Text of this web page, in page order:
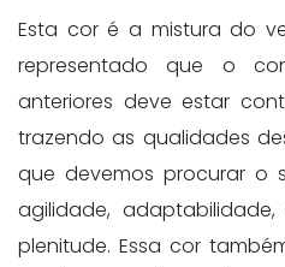
Esta cor é a mistura do
representado que o
anteriores deve estar
trazendo as qualidades
que devemos procurar o
agilidade,
plenitude. Essa cor